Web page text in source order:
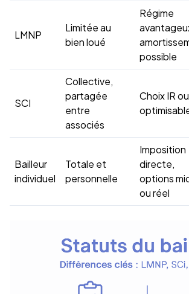
LMNP
Limitée au
bien loué
Régime
possible
SCI
Collective,
partagée
entre
associés
Choix IR
Bailleur
individuel
Totale et
personnelle
Imposition
directe,
options
ou réel